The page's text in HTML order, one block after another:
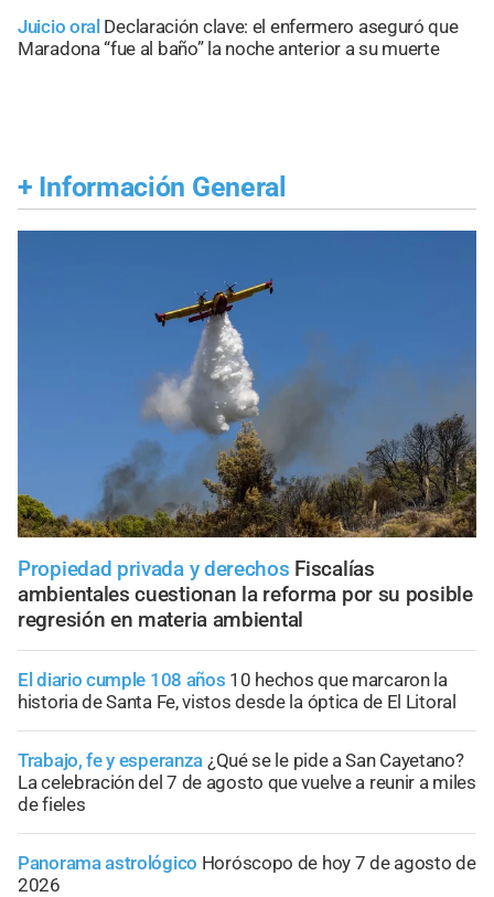
Juicio oral Declaración clave: el enfermero aseguró que
Maradona “fue al baño” la noche anterior a su muerte
+ Información General
Propiedad privada y derechos Fiscalías
ambientales cuestionan la reforma por su posible
regresión en materia ambiental
El diario cumple 108 años 10 hechos que marcaron la
historia de Santa Fe, vistos desde la óptica de El Litoral
Trabajo, fe y esperanza ¿Qué se le pide a San Cayetano?
La celebración del 7 de agosto que vuelve a reunir a miles
de fieles
Panorama astrológico Horóscopo de hoy 7 de agosto de
2026